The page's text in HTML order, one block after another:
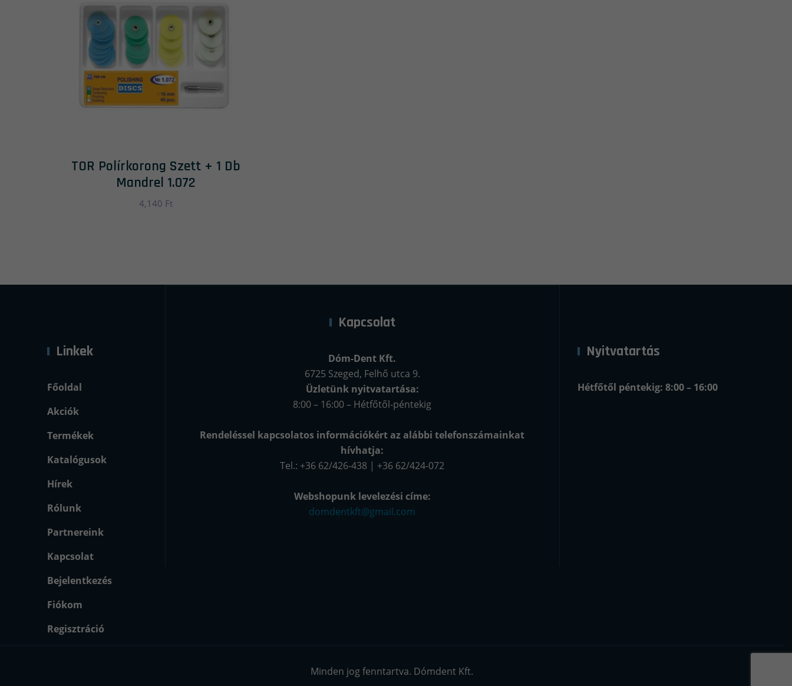
TOR Polírkorong Szett + 1 Db
Mandrel 1.072
4,140 Ft
Linkek
Főoldal
Akciók
Termékek
Katalógusok
Hírek
Rólunk
Partnereink
Kapcsolat
Bejelentkezés
Fiókom
Regisztráció
Kapcsolat
Dóm-Dent Kft.
6725 Szeged, Felhő utca 9.
Üzletünk nyitvatartása:
8:00 – 16:00 – Hétfőtől-péntekig
Rendeléssel kapcsolatos információkért az alábbi telefonszámainkat
hívhatja:
Tel.: +36 62/426-438 | +36 62/424-072
Webshopunk levelezési címe:
domdentkft@gmail.com
Nyitvatartás
Hétfőtől péntekig: 8:00 – 16:00
Minden jog fenntartva. Dómdent Kft.